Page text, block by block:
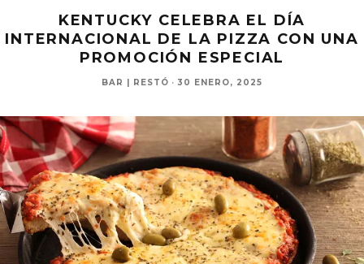
KENTUCKY CELEBRA EL DÍA
INTERNACIONAL DE LA PIZZA CON UNA
PROMOCIÓN ESPECIAL
BAR | RESTÓ · 30 ENERO, 2025